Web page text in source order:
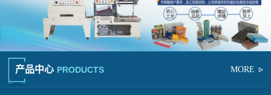
MORE
产品中心 PRODUCTS